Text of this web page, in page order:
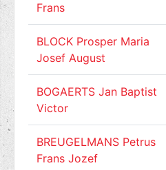
Frans
BLOCK Prosper Maria
Josef August
BOGAERTS Jan Baptist
Victor
BREUGELMANS Petrus
Frans Jozef